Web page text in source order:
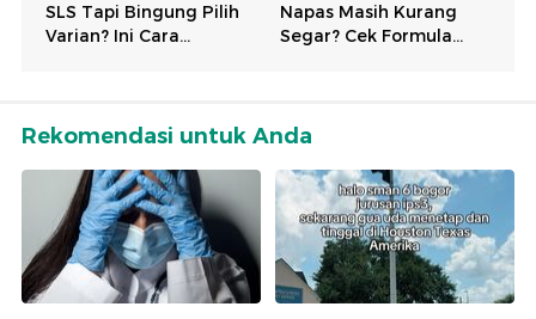
Rekomendasi untuk Anda